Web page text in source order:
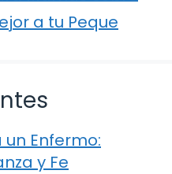
a tu Peque
Enfermo:
y Fe